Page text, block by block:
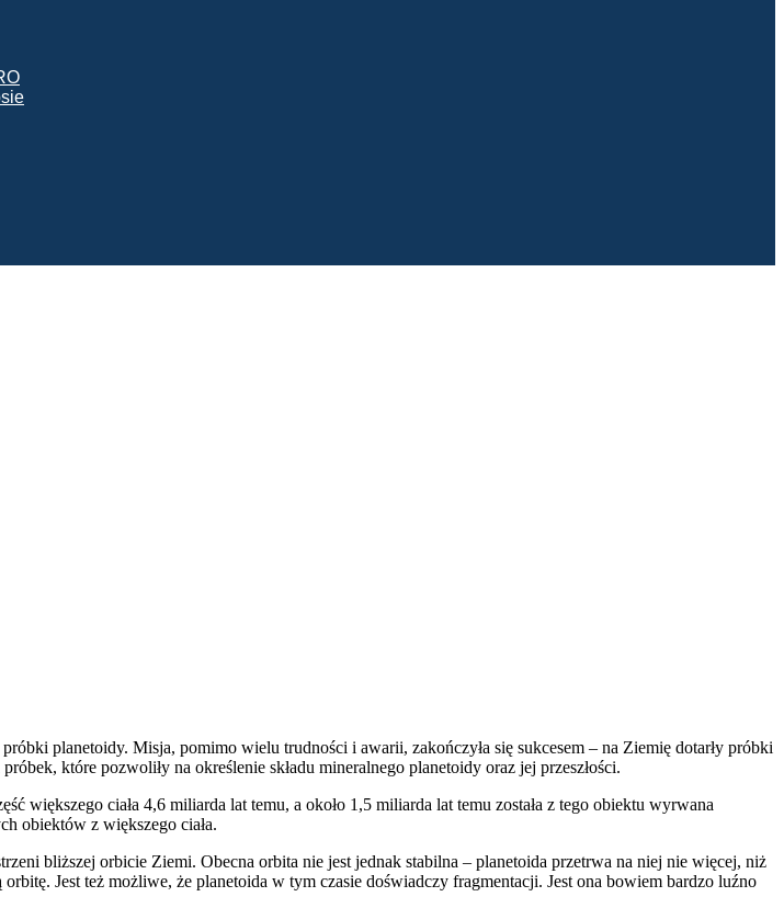
planetoidy. Misja, pomimo wielu trudności i awarii, zakończyła się sukcesem – na Ziemię dotarły próbki
które pozwoliły na określenie składu mineralnego planetoidy oraz jej przeszłości.
większego ciała 4,6 miliarda lat temu, a około 1,5 miliarda lat temu została z tego obiektu wyrwana
obiektów z większego ciała.
bliższej orbicie Ziemi. Obecna orbita nie jest jednak stabilna – planetoida przetrwa na niej nie więcej, niż
Jest też możliwe, że planetoida w tym czasie doświadczy fragmentacji. Jest ona bowiem bardzo luźno